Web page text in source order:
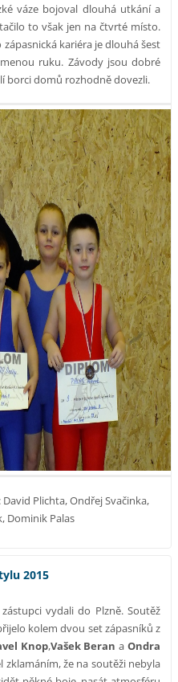
váze bojoval dlouhá utkání a
to však jen na čtvrté místo.
kariéra je dlouhá šest
ruku. Závody jsou dobré
borci domů rozhodně dovezli.
Plichta, Ondřej Svačinka,
Dominik Palas
2015
vydali do Plzně. Soutěž
kolem dvou set zápasníků z
Knop,Vašek Beran a Ondra
zklamáním, že na soutěži nebyla